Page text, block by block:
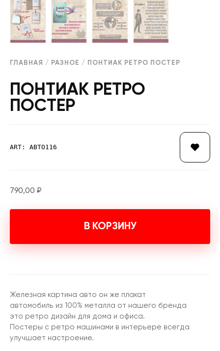
ГЛАВНАЯ / РАЗНОЕ / ПОНТИАК РЕТРО ПОСТЕР
ПОНТИАК РЕТРО
ПОСТЕР
ART: АВТО116
790,00 ₽
В КОРЗИНУ
Железная картина авто он же плакат
автомобиль из 100% металла от нашего бренда
это ретро дизайн для дома и офиса.
Постеры с ретро машинами в интерьере всегда
улучшает настроение.